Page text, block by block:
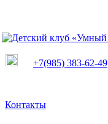
+7(985) 383-62-49
Контакты